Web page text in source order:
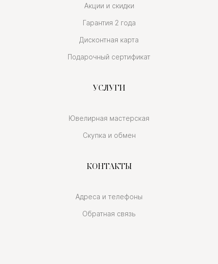
Акции и скидки
Гарантия 2 года
Дисконтная карта
Подарочный сертификат
УСЛУГИ
Ювелирная мастерская
Скупка и обмен
КОНТАКТЫ
Адреса и телефоны
Обратная связь